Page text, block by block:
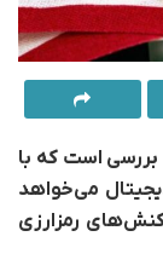
است که با
می‌خواهد
رمزارزی